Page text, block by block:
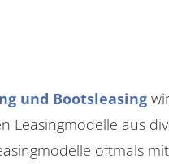
und Bootsleasing
Leasingmodelle aus
oftmals